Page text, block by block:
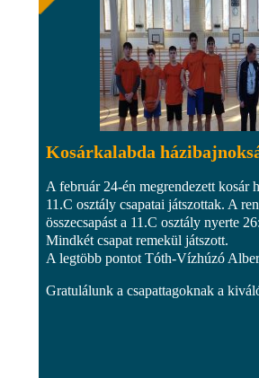
Kosárkalabda
A február 24-én megrendezett kosár
11.C osztály csapatai játszottak. A
összecsapást a 11.C osztály nyerte
Mindkét csapat remekül játszott.
A legtöbb pontot Tóth-Vízhúzó
Gratulálunk a csapattagoknak a